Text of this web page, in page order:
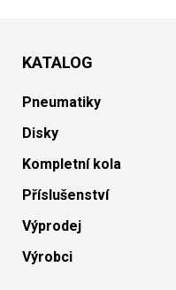
KATALOG
Pneumatiky
Disky
Kompletní kola
Příslušenství
Výprodej
Výrobci